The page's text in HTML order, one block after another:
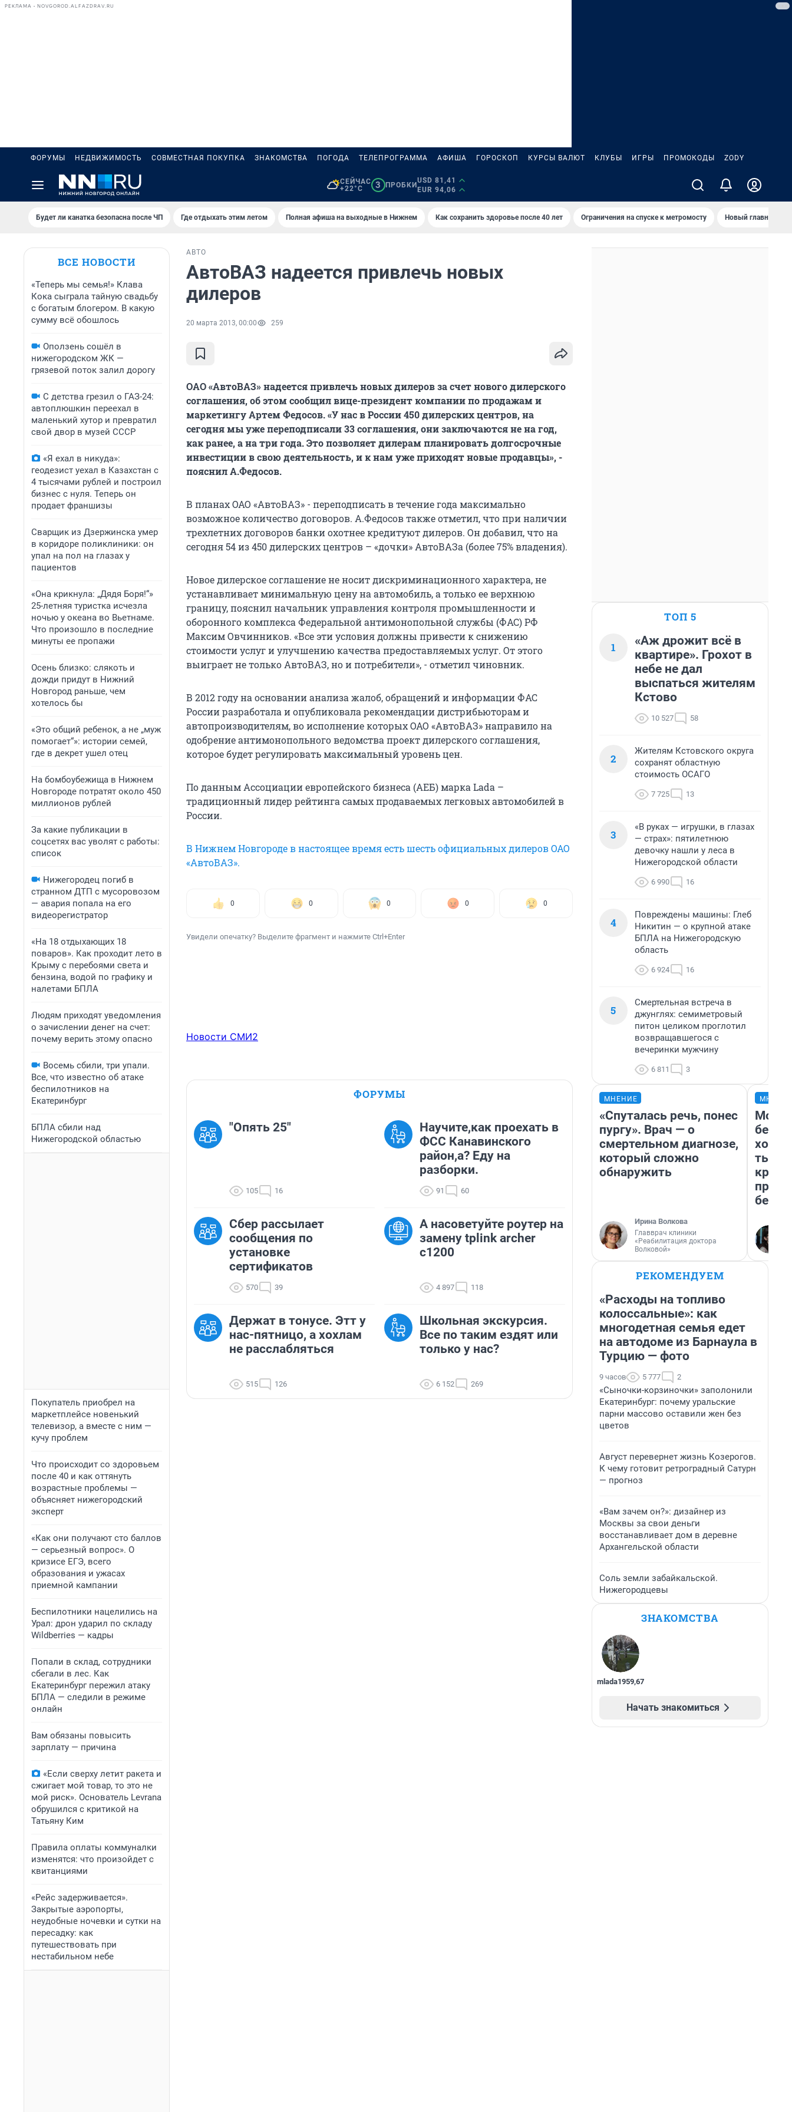
РЕКЛАМА • NOVGOROD.ALFAZDRAV.RU
ФОРУМЫ НЕДВИЖИМОСТЬ СОВМЕСТНАЯ ПОКУПКА ЗНАКОМСТВА ПОГОДА ТЕЛЕПРОГРАММА АФИША ГОРОСКОП КУРСЫ ВАЛЮТ КЛУБЫ ИГРЫ ПРОМОКОДЫ ZODY
СЕЙЧАС
+22°C
3 ПРОБКИ
USD 81,41
EUR 94,06
Будет ли канатка безопасна после ЧП Где отдыхать этим летом Полная афиша на выходные в Нижнем Как сохранить здоровье после 40 лет Ограничения на спуске к метромосту Новый главный
ВСЕ НОВОСТИ
«Теперь мы семья!» Клава
Кока сыграла тайную свадьбу
с богатым блогером. В какую
сумму всё обошлось
Оползень сошёл в
нижегородском ЖК —
грязевой поток залил дорогу
С детства грезил о ГАЗ-24:
автоплюшкин переехал в
маленький хутор и превратил
свой двор в музей СССР
«Я ехал в никуда»:
геодезист уехал в Казахстан с
4 тысячами рублей и построил
бизнес с нуля. Теперь он
продает франшизы
Сварщик из Дзержинска умер
в коридоре поликлиники: он
упал на пол на глазах у
пациентов
«Она крикнула: „Дядя Боря!“»
25-летняя туристка исчезла
ночью у океана во Вьетнаме.
Что произошло в последние
минуты ее пропажи
Осень близко: слякоть и
дожди придут в Нижний
Новгород раньше, чем
хотелось бы
«Это общий ребенок, а не „муж
помогает“»: истории семей,
где в декрет ушел отец
На бомбоубежища в Нижнем
Новгороде потратят около 450
миллионов рублей
За какие публикации в
соцсетях вас уволят с работы:
список
Нижегородец погиб в
странном ДТП с мусоровозом
— авария попала на его
видеорегистратор
«На 18 отдыхающих 18
поваров». Как проходит лето в
Крыму с перебоями света и
бензина, водой по графику и
налетами БПЛА
Людям приходят уведомления
о зачислении денег на счет:
почему верить этому опасно
Восемь сбили, три упали.
Все, что известно об атаке
беспилотников на
Екатеринбург
БПЛА сбили над
Нижегородской областью
Покупатель приобрел на
маркетплейсе новенький
телевизор, а вместе с ним —
кучу проблем
Что происходит со здоровьем
после 40 и как оттянуть
возрастные проблемы —
объясняет нижегородский
эксперт
«Как они получают сто баллов
— серьезный вопрос». О
кризисе ЕГЭ, всего
образования и ужасах
приемной кампании
Беспилотники нацелились на
Урал: дрон ударил по складу
Wildberries — кадры
Попали в склад, сотрудники
сбегали в лес. Как
Екатеринбург пережил атаку
БПЛА — следили в режиме
онлайн
Вам обязаны повысить
зарплату — причина
«Если сверху летит ракета и
сжигает мой товар, то это не
мой риск». Основатель Levrana
обрушился с критикой на
Татьяну Ким
Правила оплаты коммуналки
изменятся: что произойдет с
квитанциями
«Рейс задерживается».
Закрытые аэропорты,
неудобные ночевки и сутки на
пересадку: как
путешествовать при
нестабильном небе
АВТО
АвтоВАЗ надеется привлечь новых
дилеров
20 марта 2013, 00:00 259
ОАО «АвтоВАЗ» надеется привлечь новых дилеров за счет нового дилерского
соглашения, об этом сообщил вице-президент компании по продажам и
маркетингу Артем Федосов. «У нас в России 450 дилерских центров, на
сегодня мы уже переподписали 33 соглашения, они заключаются не на год,
как ранее, а на три года. Это позволяет дилерам планировать долгосрочные
инвестиции в свою деятельность, и к нам уже приходят новые продавцы», -
пояснил А.Федосов.
В планах ОАО «АвтоВАЗ» - переподписать в течение года максимально
возможное количество договоров. А.Федосов также отметил, что при наличии
трехлетних договоров банки охотнее кредитуют дилеров. Он добавил, что на
сегодня 54 из 450 дилерских центров – «дочки» АвтоВАЗа (более 75% владения).
Новое дилерское соглашение не носит дискриминационного характера, не
устанавливает минимальную цену на автомобиль, а только ее верхнюю
границу, пояснил начальник управления контроля промышленности и
оборонного комплекса Федеральной антимонопольной службы (ФАС) РФ
Максим Овчинников. «Все эти условия должны привести к снижению
стоимости услуг и улучшению качества предоставляемых услуг. От этого
выиграет не только АвтоВАЗ, но и потребители», - отметил чиновник.
В 2012 году на основании анализа жалоб, обращений и информации ФАС
России разработала и опубликовала рекомендации дистрибьюторам и
автопроизводителям, во исполнение которых ОАО «АвтоВАЗ» направило на
одобрение антимонопольного ведомства проект дилерского соглашения,
которое будет регулировать максимальный уровень цен.
По данным Ассоциации европейского бизнеса (АЕБ) марка Lada –
традиционный лидер рейтинга самых продаваемых легковых автомобилей в
России.
В Нижнем Новгороде в настоящее время есть шесть официальных дилеров ОАО
«АвтоВАЗ».
0 0 0 0 0
Увидели опечатку? Выделите фрагмент и нажмите Ctrl+Enter
Новости СМИ2
ФОРУМЫ
"Опять 25"
105 16
Научите,как проехать в
ФСС Канавинского
район,а? Еду на
разборки.
91 60
Сбер рассылает
сообщения по
установке
сертификатов
570 39
А насоветуйте роутер на
замену tplink archer
c1200
4 897 118
Держат в тонусе. Этт у
нас-пятницо, а хохлам
не расслабляться
515 126
Школьная экскурсия.
Все по таким ездят или
только у нас?
6 152 269
ТОП 5
1
«Аж дрожит всё в
квартире». Грохот в
небе не дал
выспаться жителям
Кстово
10 527 58
2
Жителям Кстовского округа
сохранят областную
стоимость ОСАГО
7 725 13
3
«В руках — игрушки, в глазах
— страх»: пятилетнюю
девочку нашли у леса в
Нижегородской области
6 990 16
4
Повреждены машины: Глеб
Никитин — о крупной атаке
БПЛА на Нижегородскую
область
6 924 16
5
Смертельная встреча в
джунглях: семиметровый
питон целиком проглотил
возвращавшегося с
вечеринки мужчину
6 811 3
МНЕНИЕ
«Спуталась речь, понес
пургу». Врач — о
смертельном диагнозе,
который сложно
обнаружить
Ирина Волкова
Главврач клиники
«Реабилитация доктора
Волковой»
Мой
РЕКОМЕНДУЕМ
«Расходы на топливо
колоссальные»: как
многодетная семья едет
на автодоме из Барнаула в
Турцию — фото
9 часов 5 777 2
«Сыночки-корзиночки» заполонили
Екатеринбург: почему уральские
парни массово оставили жен без
цветов
Август перевернет жизнь Козерогов.
К чему готовит ретроградный Сатурн
— прогноз
«Вам зачем он?»: дизайнер из
Москвы за свои деньги
восстанавливает дом в деревне
Архангельской области
Соль земли забайкальской.
Нижегородцевы
ЗНАКОМСТВА
mlada1959,67
Начать знакомиться